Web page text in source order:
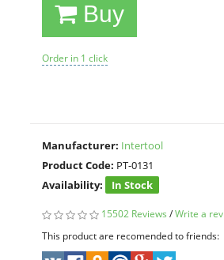
Buy
Order in 1 click
Manufacturer: Intertool
Product Code: PT-0131
Availability:
In Stock
15502 Reviews /Write a
This product are recomended to friends: